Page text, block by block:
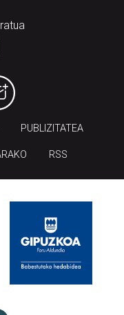
PUBLIZITATEA
RSS